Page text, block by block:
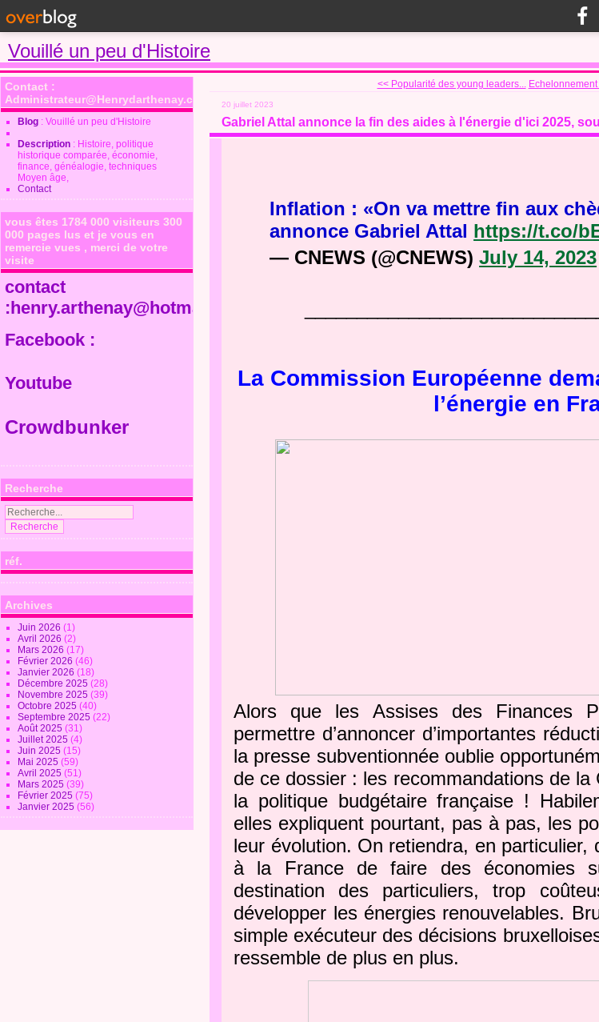
Vouillé un peu d'Histoire
Contact :
Administrateur@Henrydarthenay.com
Blog : Vouillé un peu d'Histoire
Description : Histoire, politique
historique comparée, économie,
finance, généalogie, techniques
Moyen âge,
Contact
vous êtes 1784 000 visiteurs 300
000 pages lus et je vous en
remercie vues , merci de votre
visite
contact
:henry.arthenay@hotmail.fr
Facebook :
Youtube
Crowdbunker
Recherche
réf.
Archives
Juin 2026(1)
Avril 2026(2)
Mars 2026(17)
Février 2026(46)
Janvier 2026(18)
Décembre 2025(28)
Novembre 2025(39)
Octobre 2025(40)
Septembre 2025(22)
Août 2025(31)
Juillet 2025(4)
Juin 2025(15)
Mai 2025(59)
Avril 2025(51)
Mars 2025(39)
Février 2025(75)
Janvier 2025(56)
<< Popularité des young leaders...
20 juillet 2023
Gabriel Attal annonce la fin des aides à l'énergie d'ici 2025,
Inflation : «On va mettre fin aux
annonce Gabriel Attal https://t.co/
— CNEWS (@CNEWS)July 14, 2023
La Commission Européenne
l’énergie en
Alors que les Assises des Finances
permettre d’annoncer d’importantes
la presse subventionnée oublie
de ce dossier : les recommandations de
la politique budgétaire française !
elles expliquent pourtant, pas à pas, les
leur évolution. On retiendra, en particulier,
à la France de faire des économies
destination des particuliers, trop
développer les énergies renouvelables.
simple exécuteur des décisions
ressemble de plus en plus.